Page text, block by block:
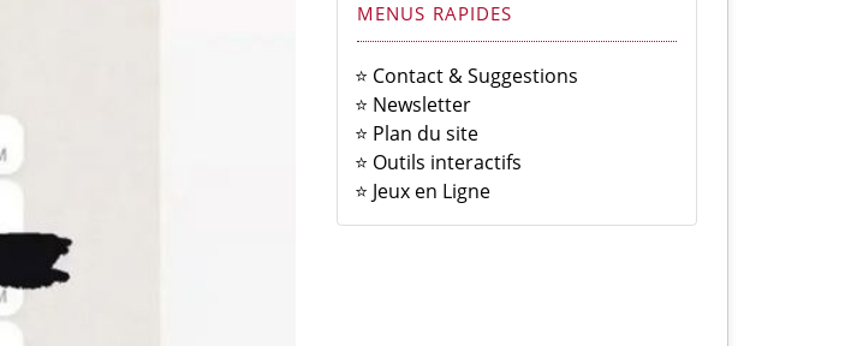
MENUS RAPIDES
⭐ Contact & Suggestions
⭐ Newsletter
⭐ Plan du site
⭐ Outils interactifs
⭐ Jeux en Ligne